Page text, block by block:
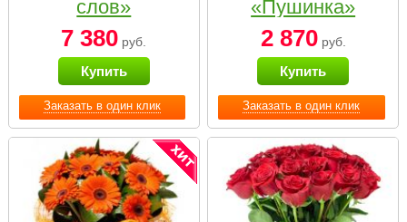
Заказать в один клик
слов»
7 380 руб.
Купить
Заказать в один клик
«Пушинка»
2 870руб.
Купить